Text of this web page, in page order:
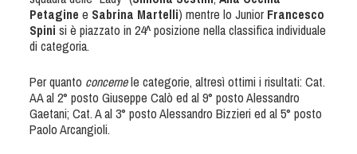
Petagine e Sabrina Martelli) mentre lo Junior Francesco
Spini si è piazzato in 24^ posizione nella classifica individuale
di categoria.
Per quanto concernele categorie, altresì ottimi i risultati: Cat.
AA al 2° posto Giuseppe Calò ed al 9° posto Alessandro
Gaetani; Cat. A al 3° posto Alessandro Bizzieri ed al 5° posto
Paolo Arcangioli.
Treibball
Ipo Delta
Protezione civile Sportiva
Cinofilia Venatoria